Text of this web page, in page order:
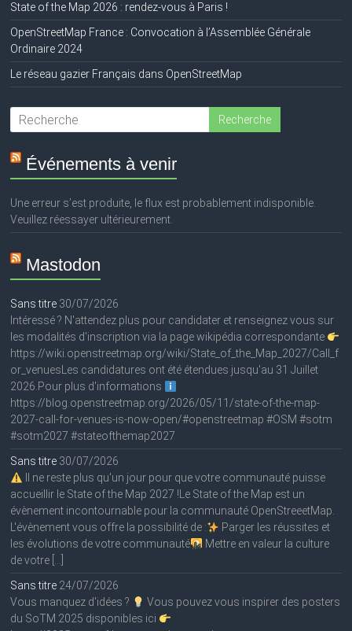
State of the Map 2026 : rendez-vous à Paris !
OpenStreetMap France : Convocation à l’Assemblée Générale
Ordinaire 2024
Le réseau gazier Français dans OpenStreetMap
Événements à venir
Une erreur s’est produite, le flux est probablement indisponible.
Veuillez réessayer ultérieurement.
Mastodon
Sans titre 30/07/2026
Intéressé ? N'attendez plus pour candidater et renseignez vous sur
les modalités d'inscription via la page wikipédia correspondante
https://wiki.openstreetmap.org/wiki/State_of_the_Map_2027/Call_f
or_venuesLes candidatures ont été étendues jusqu'au 31 Juillet
2026.Pour plus d'informations
https://blog.openstreetmap.org/2026/05/11/state-of-the-map-
2027-call-for-venues-is-now-open/#openstreetmap #OSM #sotm
#sotm2027 #stateofthemap2027
Sans titre 30/07/2026
Il ne reste plus qu'un jour pour que votre communauté puisse
accueillir le State of the Map 2027 !Le State of the Map est un
évènement incontournable pour la communauté OpenStreeetMap.
L'évènement vous offre la possibilité de :
Parger les réussites et
les évolutions de votre communauté
Mettre en valeur la culture
de votre […]
Sans titre 24/07/2026
Vous manquez d'idées ?
Vous pouvez vous inspirer des posters
du SoTM 2025 disponibles ici